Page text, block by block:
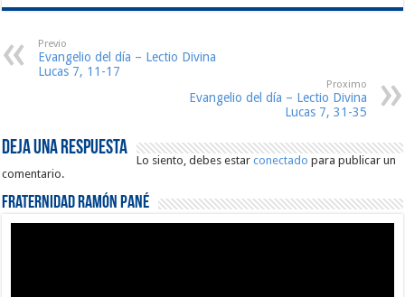
Previo
Evangelio del día – Lectio Divina
Lucas 7, 11-17
Proximo
Evangelio del día – Lectio Divina
Lucas 7, 31-35
Deja una respuesta
Lo siento, debes estarconectado para publicar un
comentario.
Fraternidad Ramón Pané